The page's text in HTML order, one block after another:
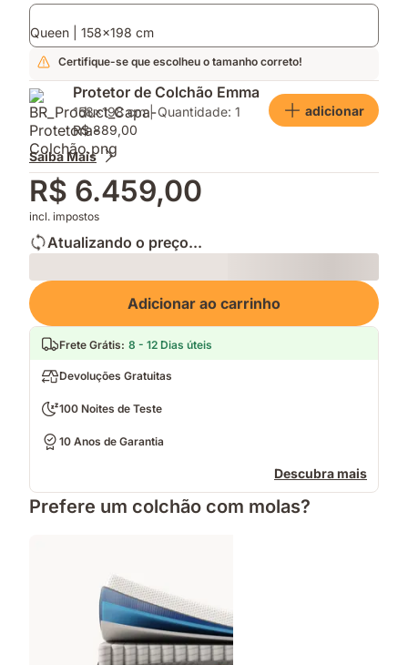
Queen | 158x198 cm
Certifique-se que escolheu o tamanho correto!
Protetor de Colchão Emma
158x198 cm | Quantidade: 1
R$ 889,00
adicionar
Saiba Mais
R$ 6.459,00
incl. impostos
Atualizando o preço...
Loading
Adicionar ao carrinho
Frete Grátis: 8 - 12 Dias úteis
Devoluções Gratuitas
100 Noites de Teste
10 Anos de Garantia
Descubra mais
Prefere um colchão com molas?